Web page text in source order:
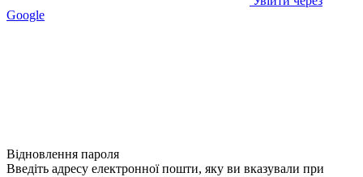
Google
Відновлення пароля
Введіть адресу електронної пошти, яку ви вказували при